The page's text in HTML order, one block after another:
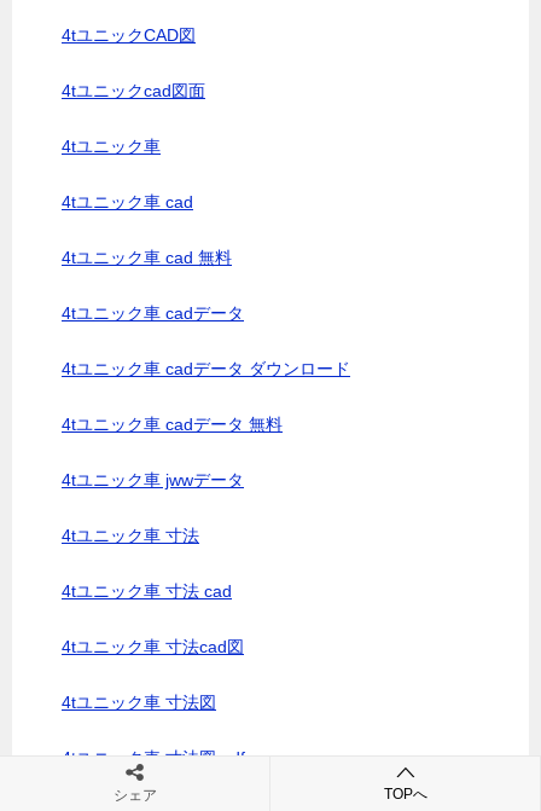
4tユニックCAD図
4tユニックcad図面
4tユニック車
4tユニック車 cad
4tユニック車 cad 無料
4tユニック車 cadデータ
4tユニック車 cadデータ ダウンロード
4tユニック車 cadデータ 無料
4tユニック車 jwwデータ
4tユニック車 寸法
4tユニック車 寸法 cad
4tユニック車 寸法cad図
4tユニック車 寸法図
4tユニック車 寸法図 pdf
シェア TOPへ